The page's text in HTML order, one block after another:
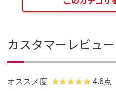
カスタマーレビュー
オススメ度 4.6点